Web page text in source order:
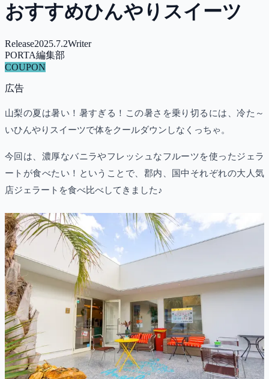
おすすめひんやりスイーツ
Release2025.7.2Writer
PORTA編集部
COUPON
広告
山梨の夏は暑い！暑すぎる！この暑さを乗り切るには、冷た～
いひんやりスイーツで体をクールダウンしなくっちゃ。
今回は、濃厚なバニラやフレッシュなフルーツを使ったジェラ
ートが食べたい！ということで、郡内、国中それぞれの大人気
店ジェラートを食べ比べしてきました♪